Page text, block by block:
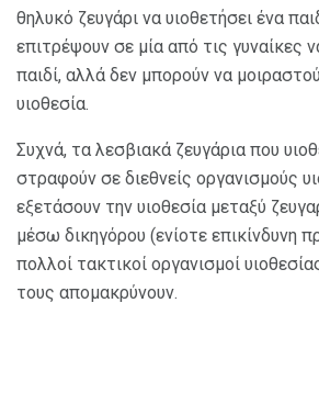
θηλυκό ζευγάρι να υιοθετήσει ένα
επιτρέψουν σε μία από τις γυναίκες
παιδί, αλλά δεν μπορούν να
υιοθεσία.
Συχνά, τα λεσβιακά ζευγάρια που
στραφούν σε διεθνείς οργανισμούς
εξετάσουν την υιοθεσία μεταξύ
μέσω δικηγόρου (ενίοτε επικίνδυνη
πολλοί τακτικοί οργανισμοί
τους απομακρύνουν.